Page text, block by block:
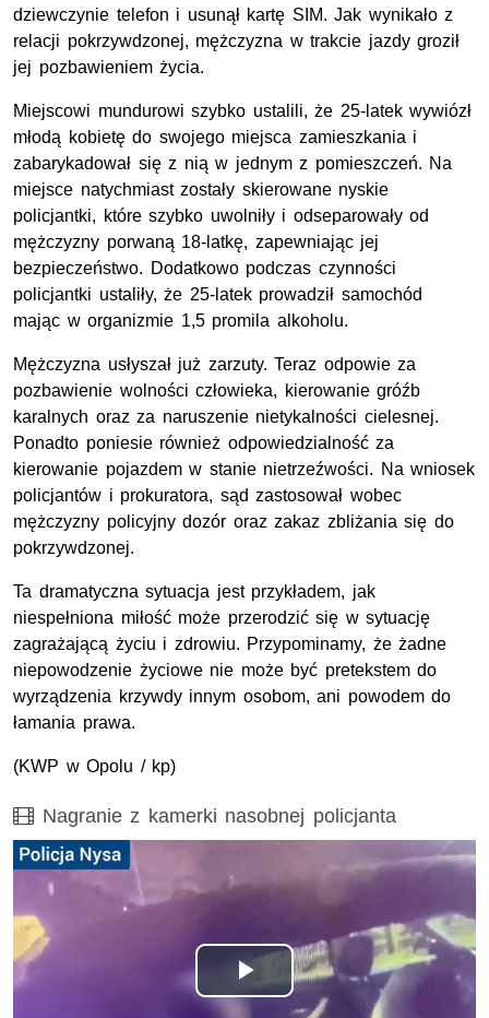
dziewczynie telefon i usunął kartę SIM. Jak wynikało z
relacji pokrzywdzonej, mężczyzna w trakcie jazdy groził
jej pozbawieniem życia.
Miejscowi mundurowi szybko ustalili, że 25-latek wywiózł
młodą kobietę do swojego miejsca zamieszkania i
zabarykadował się z nią w jednym z pomieszczeń. Na
miejsce natychmiast zostały skierowane nyskie
policjantki, które szybko uwolniły i odseparowały od
mężczyzny porwaną 18-latkę, zapewniając jej
bezpieczeństwo. Dodatkowo podczas czynności
policjantki ustaliły, że 25-latek prowadził samochód
mając w organizmie 1,5 promila alkoholu.
Mężczyzna usłyszał już zarzuty. Teraz odpowie za
pozbawienie wolności człowieka, kierowanie gróźb
karalnych oraz za naruszenie nietykalności cielesnej.
Ponadto poniesie również odpowiedzialność za
kierowanie pojazdem w stanie nietrzeźwości. Na wniosek
policjantów i prokuratora, sąd zastosował wobec
mężczyzny policyjny dozór oraz zakaz zbliżania się do
pokrzywdzonej.
Ta dramatyczna sytuacja jest przykładem, jak
niespełniona miłość może przerodzić się w sytuację
zagrażającą życiu i zdrowiu. Przypominamy, że żadne
niepowodzenie życiowe nie może być pretekstem do
wyrządzenia krzywdy innym osobom, ani powodem do
łamania prawa.
(KWP w Opolu / kp)
Film
Nagranie z kamerki nasobnej policjanta
Odtwórz